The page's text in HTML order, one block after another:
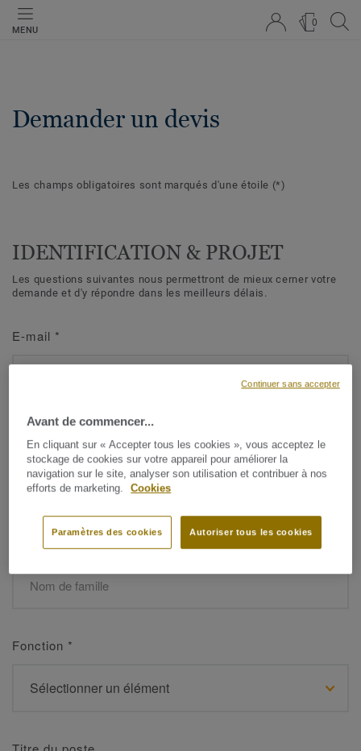
MENU
0
Demander un devis
Les champs obligatoires sont marqués d'une étoile (*)
IDENTIFICATION & PROJET
Les questions suivantes nous permettront de mieux cerner votre
demande et d'y répondre dans les meilleurs délais.
E-mail *
Prénom*
Fonction *
Avant de commencer...
En cliquant sur « Accepter tous les cookies », vous acceptez le
stockage de cookies sur votre appareil pour améliorer la
navigation sur le site, analyser son utilisation et contribuer à nos
efforts de marketing.
Cookies
Autoriser tous les cookies
Paramètres des cookies
Continuer sans accepter